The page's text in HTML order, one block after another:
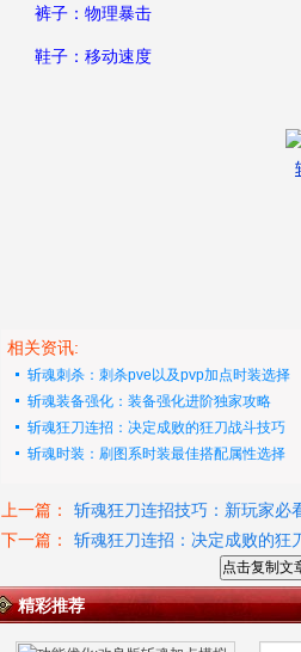
裤子：物理暴击
鞋子：移动速度
相关资讯:
斩魂刺杀：刺杀pve以及pvp加点时装选择
斩魂装备强化：装备强化进阶独家攻略
斩魂狂刀连招：决定成败的狂刀战斗技巧
斩魂时装：刷图系时装最佳搭配属性选择
上一篇：
斩魂狂刀连招技巧：新玩家必
下一篇：
斩魂狂刀连招：决定成败的狂
点击复制文
精彩推荐